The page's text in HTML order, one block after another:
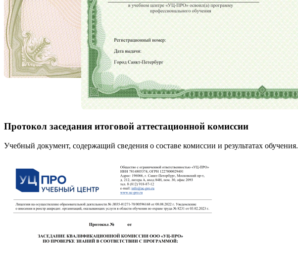
Протокол заседания итоговой аттестационной комиссии
Учебный документ, содержащий сведения о составе комиссии и результатах обучения.